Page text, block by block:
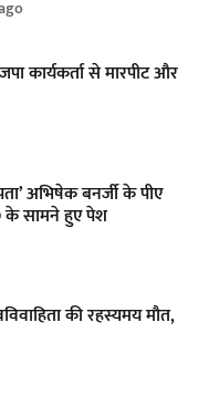
कार्यकर्ता से मारपीट और
अभिषेक बनर्जी के पीए
के सामने हुए पेश
की रहस्यमय मौत,